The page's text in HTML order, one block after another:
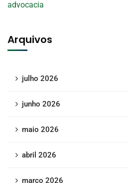
Arquivos
julho 2026
junho 2026
maio 2026
abril 2026
março 2026